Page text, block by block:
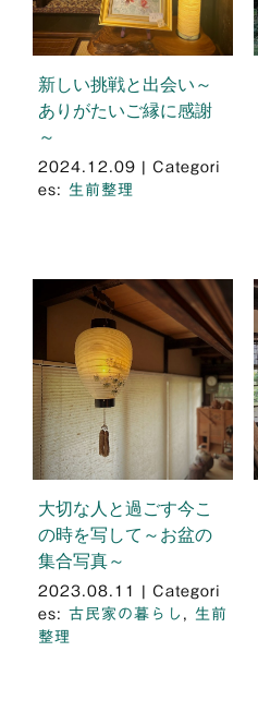
新しい挑戦と出会い～
ありがたいご縁に感謝
～
2024.12.09 | Categori
es: 生前整理
大切な人と過ごす今こ
の時を写して～お盆の
集合写真～
2023.08.11
Categori
es: 古民家の暮らし , 生前
整理